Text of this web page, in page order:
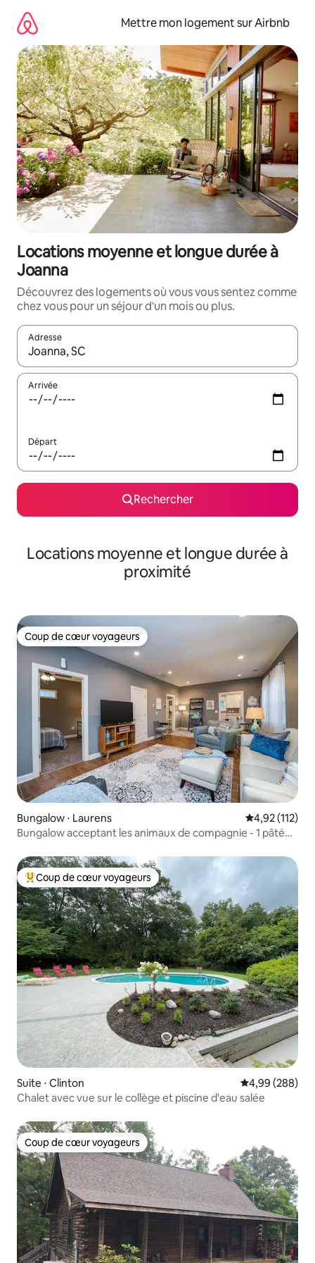
directement
contenu
Mettre mon logement sur Airbnb
Locations moyenne et longue durée à
Joanna
Découvrez des logements où vous vous sentez comme
chez vous pour un séjour d'un mois ou plus.
Adresse
Lorsque les résultats s'affichent, utilisez les flèches vers le
Arrivée
Départ
Rechercher
Locations moyenne et longue durée à
proximité
Coup de cœur voyageurs
Coup de cœur voyageurs
Bungalow ⋅ Laurens Évaluation
4,92 (112)
Bungalow acceptant les animaux de compagnie - 1 pâté
Coups de cœur voyageurs les plus appréciés
Coup de cœur voyageurs
Suite ⋅ Clinton Évaluation
4,99 (288)
Chalet avec vue sur le collège et piscine d'eau salée
Coup de cœur voyageurs
Coup de cœur voyageurs